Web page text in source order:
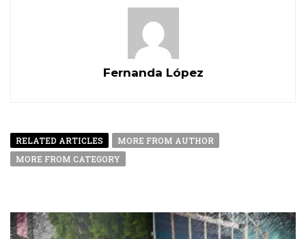
Fernanda López
RELATED ARTICLES
MORE FROM AUTHOR
MORE FROM CATEGORY